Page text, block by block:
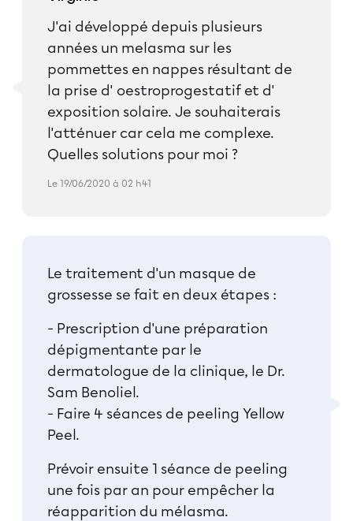
J'ai développé depuis plusieurs
années un melasma sur les
pommettes en nappes résultant de
la prise d' oestroprogestatif et d'
exposition solaire. Je souhaiterais
l'atténuer car cela me complexe.
Quelles solutions pour moi ?
Le 19/06/2020 à 02 h41
Le traitement d'un masque de
grossesse se fait en deux étapes :
- Prescription d'une préparation
dépigmentante par le
dermatologue de la clinique, le Dr.
Sam Benoliel.
- Faire 4 séances de peeling Yellow
Peel.
Prévoir ensuite 1 séance de peeling
une fois par an pour empêcher la
réapparition du mélasma.